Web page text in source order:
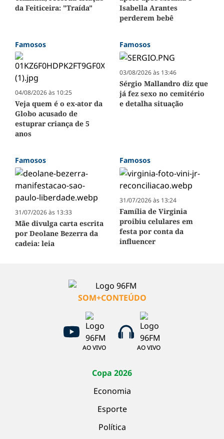
da Feiticeira: "Traída"
Isabella Arantes
perderem bebê
Famosos
04/08/2026 às 10:25
Veja quem é o ex-ator da
Globo acusado de
estuprar criança de 5
anos
Famosos
03/08/2026 às 13:46
Sérgio Mallandro diz que
já fez sexo no cemitério
e detalha situação
Famosos
31/07/2026 às 13:33
Mãe divulga carta escrita
por Deolane Bezerra da
cadeia: leia
Famosos
31/07/2026 às 13:24
Família de Virginia
proibiu celulares em
festa por conta da
influencer
SOM+CONTEÚDO
AO VIVO AO VIVO
Copa 2026
Economia
Esporte
Política